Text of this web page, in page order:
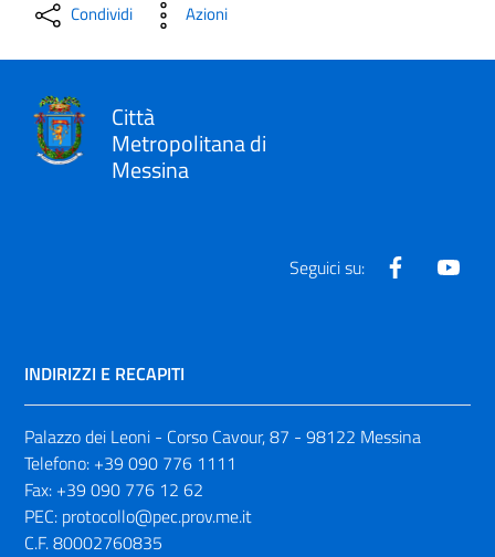
Condividi Azioni
Città
Metropolitana di
Messina
Seguici su: Facebook
INDIRIZZI E RECAPITI
Palazzo dei Leoni - Corso Cavour, 87 - 98122 Messina
Telefono: +39 090 776 1111
Fax: +39 090 776 12 62
PEC: protocollo@pec.prov.me.it
C.F. 80002760835